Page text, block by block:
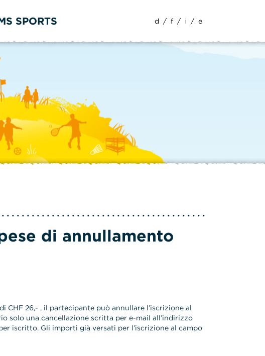
SPORTS d / f / i / e
di annullamento
CHF 26,- , il partecipante può annullare l’iscrizione al
solo una cancellazione scritta per e-mail all’indirizzo
iscritto. Gli importi già versati per l’iscrizione al campo